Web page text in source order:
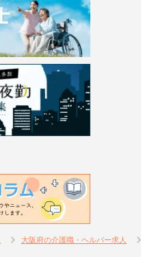
大阪府の介護職・ヘルパー求人